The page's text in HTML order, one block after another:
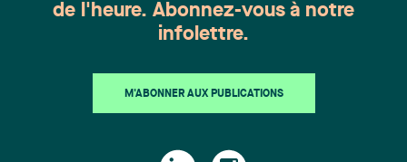
de l'heure. Abonnez-vous à notre
infolettre.
M'ABONNER AUX PUBLICATIONS